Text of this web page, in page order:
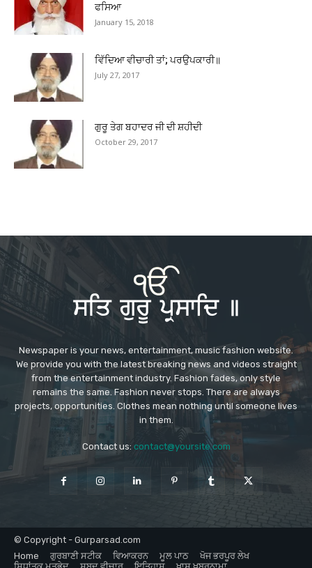
ਫਸਿਆ
January 15, 2018
ਵਿੱਦਿਆ ਵੀਚਾਰੀ ਤਾਂ; ਪਰਉਪਕਾਰੀ॥
July 27, 2017
ਗੁਰੂ ਤੇਗ ਬਹਾਦਰ ਜੀ ਦੀ ਸ਼ਹੀਦੀ
October 29, 2017
Newspaper is your news, entertainment, music fashion website.
We provide you with the latest breaking news and videos straight
from the entertainment industry. Fashion fades, only style
remains the same. Fashion never stops. There are always
projects, opportunities. Clothes mean nothing until someone lives
in them.
Contact us: contact@yoursite.com
© Copyright - Gurparsad.com
Home
ਗੁਰਬਾਣੀ ਸਟੀਕ ਵਿਆਕਰਨ ਮੂਲ ਪਾਠ
ਖੋਜ ਭਰਪੂਰ ਲੇਖ